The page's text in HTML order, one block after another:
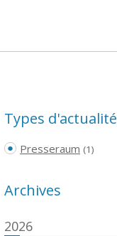
Types d'actualité
Presseraum (1)
Archives
2026